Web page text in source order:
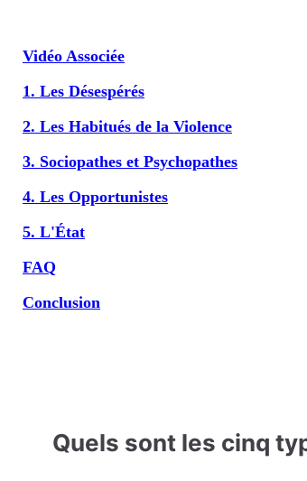
Vidéo Associée
1. Les Désespérés
2. Les Habitués de la Violence
3. Sociopathes et Psychopathes
4. Les Opportunistes
5. L'État
FAQ
Conclusion
Quels sont les cinq